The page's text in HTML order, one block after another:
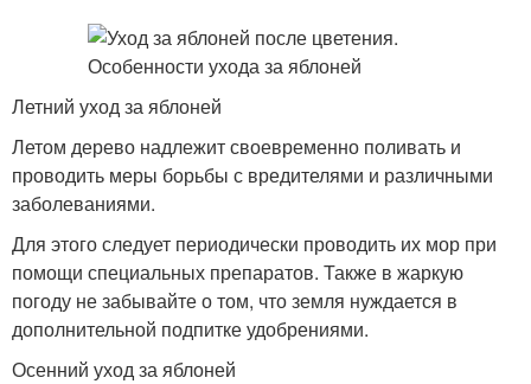
Летний уход за яблоней
Летом дерево надлежит своевременно поливать и
проводить меры борьбы с вредителями и различными
заболеваниями.
Для этого следует периодически проводить их мор при
помощи специальных препаратов. Также в жаркую
погоду не забывайте о том, что земля нуждается в
дополнительной подпитке удобрениями.
Осенний уход за яблоней